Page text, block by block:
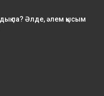
па? Әлде, әлем қысым